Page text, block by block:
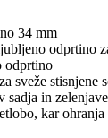
34 mm
odprtino
odprtino
sveže stisnjene
sadja in zelenjave
kar